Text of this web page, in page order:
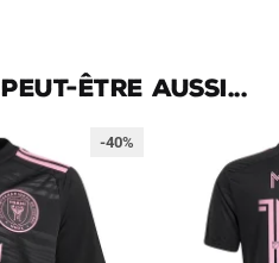
être aussi...
-40%